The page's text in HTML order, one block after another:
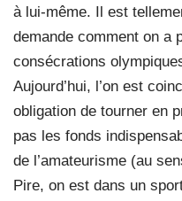
à lui-même. Il est
demande comment on a
consécrations
Aujourd’hui, l’on est
obligation de tourner en
pas les fonds
de l’amateurisme (au
Pire, on est dans un